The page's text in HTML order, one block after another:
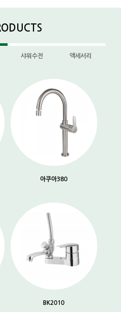
샤워수전 액세서리
아쿠아380
BK2010